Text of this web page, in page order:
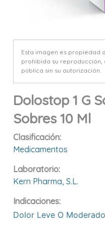
Esta imagen es propiedad
prohibida su reproducción,
pública sin su autorización.
Dolostop 1 G
Sobres 10 Ml
Clasificación:
Medicamentos
Laboratorio:
Kern Pharma, S.l.
Indicaciones:
Dolor Leve O Moderado